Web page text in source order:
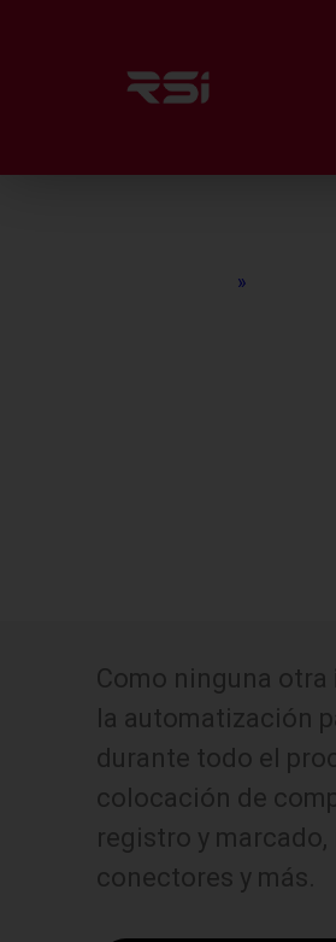
»
Como ninguna otra
la automatización
durante todo el
colocación de
registro y
conectores y más.